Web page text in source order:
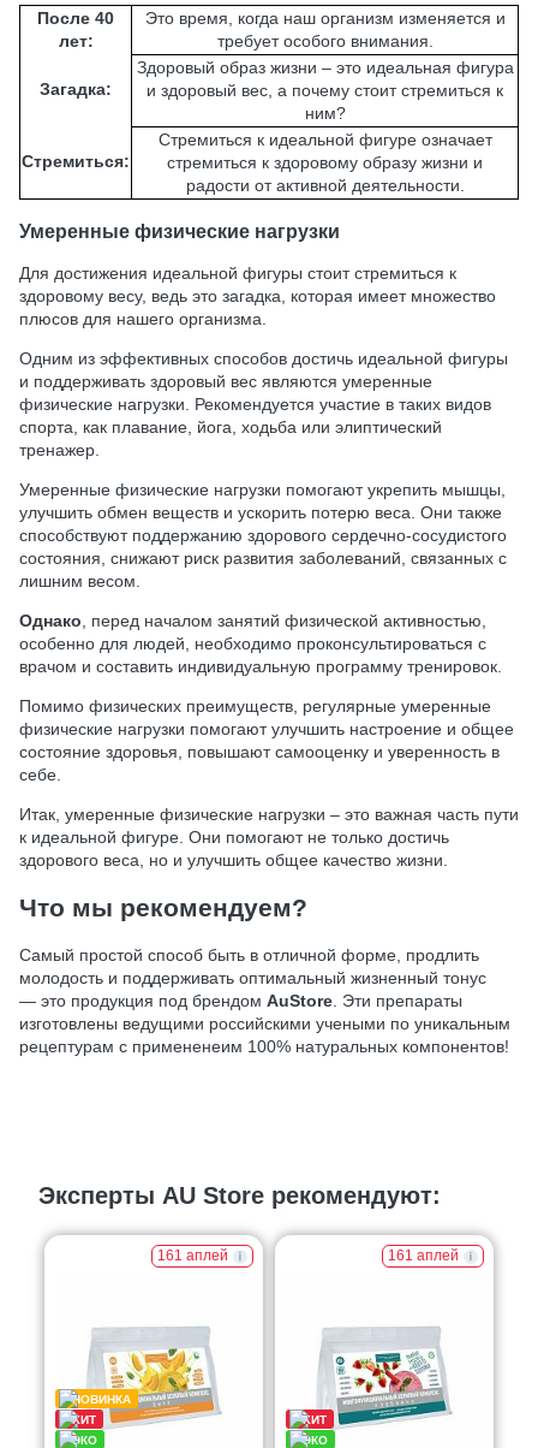
После 40
лет:
Это время, когда наш организм изменяется и
требует особого внимания.
Загадка:
Здоровый образ жизни – это идеальная фигура
и здоровый вес, а почему стоит стремиться к
ним?
Стремиться:
Стремиться к идеальной фигуре означает
стремиться к здоровому образу жизни и
радости от активной деятельности.
Умеренные физические нагрузки
Для достижения идеальной фигуры стоит стремиться к
здоровому весу, ведь это загадка, которая имеет множество
плюсов для нашего организма.
Одним из эффективных способов достичь идеальной фигуры
и поддерживать здоровый вес являются умеренные
физические нагрузки. Рекомендуется участие в таких видов
спорта, как плавание, йога, ходьба или элиптический
тренажер.
Умеренные физические нагрузки помогают укрепить мышцы,
улучшить обмен веществ и ускорить потерю веса. Они также
способствуют поддержанию здорового сердечно-сосудистого
состояния, снижают риск развития заболеваний, связанных с
лишним весом.
Однако , перед началом занятий физической активностью,
особенно для людей, необходимо проконсультироваться с
врачом и составить индивидуальную программу тренировок.
Помимо физических преимуществ, регулярные умеренные
физические нагрузки помогают улучшить настроение и общее
состояние здоровья, повышают самооценку и уверенность в
себе.
Итак, умеренные физические нагрузки – это важная часть пути
к идеальной фигуре. Они помогают не только достичь
здорового веса, но и улучшить общее качество жизни.
Что мы рекомендуем?
Самый простой способ быть в отличной форме, продлить
молодость и поддерживать оптимальный жизненный тонус
— это продукция под брендом AuStore . Эти препараты
изготовлены ведущими российскими учеными по уникальным
рецептурам с примененеим 100% натуральных компонентов!
Эксперты AU Store рекомендуют:
161 аплей 161 аплей